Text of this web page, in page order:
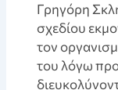
Γρηγόρη
σχεδίου
τον
του λόγω